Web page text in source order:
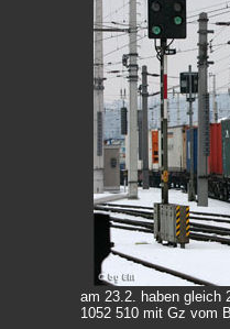
am 23.2. haben gleich
1052 510 mit Gz vom